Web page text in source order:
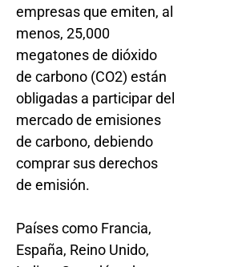
empresas que emiten, al
menos, 25,000
megatones de dióxido
de carbono (CO2) están
obligadas a participar del
mercado de emisiones
de carbono, debiendo
comprar sus derechos
de emisión.
Países como Francia,
España, Reino Unido,